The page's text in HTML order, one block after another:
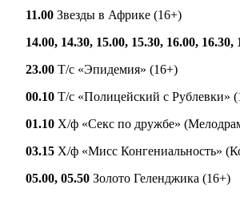
11.00 Звезды в Африке (16+)
14.00, 14.30, 15.00, 15.30, 16.00,
23.00 Т/с «Эпидемия» (16+)
00.10 Т/с «Полицейский с Рублевки»
01.10 Х/ф «Секс по дружбе»
03.15 Х/ф «Мисс Конгениальность»
05.00, 05.50 Золото Геленджика (16+)